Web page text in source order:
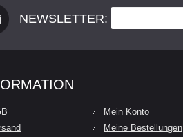
NEWSLETTER:
Mein Konto
Meine Bestellungen